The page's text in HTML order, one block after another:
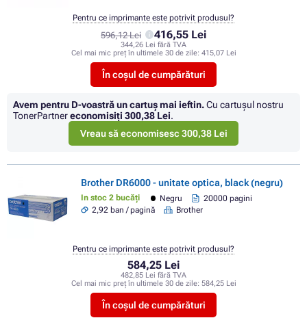
596,12 Lei 416,55 Lei
344,26 Lei fără TVA
Cel mai mic preț în ultimele 30 de zile: 415,07 Lei
În coșul de cumpărături
Pentru ce imprimante este potrivit produsul?
Avem pentru D-voastră un cartuș mai ieftin.Cu cartuşul nostru
TonerPartnereconomisiţi 300,38 Lei.
Vreau să economisesc 300,38 Lei
Brother DR6000 - unitate optica, black (negru)
In stoc 2 bucăți Negru
20000 pagini
2,92 ban / pagină
Brother
584,25 Lei
482,85 Lei fără TVA
Cel mai mic preț în ultimele 30 de zile: 584,25 Lei
În coșul de cumpărături
Pentru ce imprimante este potrivit produsul?